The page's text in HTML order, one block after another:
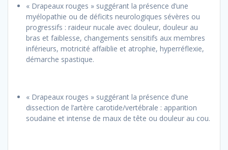
« Drapeaux rouges » suggérant la présence d’une
myélopathie ou de déficits neurologiques sévères ou
progressifs : raideur nucale avec douleur, douleur au
bras et faiblesse, changements sensitifs aux membres
inférieurs, motricité affaiblie et atrophie, hyperréflexie,
démarche spastique.
« Drapeaux rouges » suggérant la présence d’une
dissection de l’artère carotide/vertébrale : apparition
soudaine et intense de maux de tête ou douleur au cou.